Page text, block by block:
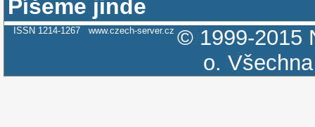
Píšeme jinde
ISSN 1214-1267 www.czech-server.cz © 1999-2015
o.